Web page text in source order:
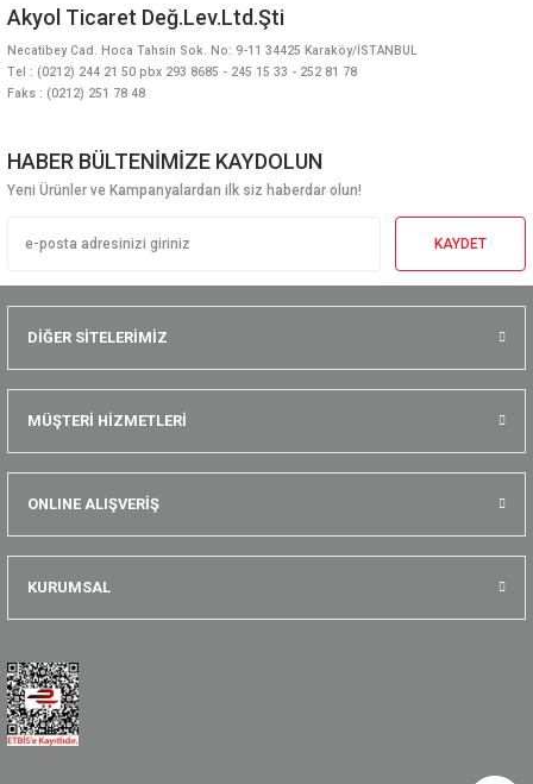
Akyol Ticaret Değ.Lev.Ltd.Şti
Necatibey Cad. Hoca Tahsin Sok. No: 9-11 34425 Karaköy/İSTANBUL
Tel : (0212) 244 21 50 pbx 293 8685 - 245 15 33 - 252 81 78
Faks : (0212) 251 78 48
HABER BÜLTENİMİZE KAYDOLUN
Yeni Ürünler ve Kampanyalardan ilk siz haberdar olun!
KAYDET
DİĞER SİTELERİMİZ
MÜŞTERİ HİZMETLERİ
ONLINE ALIŞVERİŞ
KURUMSAL